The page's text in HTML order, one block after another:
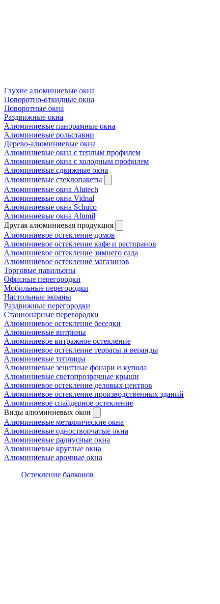
Глухие алюминиевые окна
Поворотно-откидные окна
Поворотные окна
Раздвижные окна
Алюминиевые панорамные окна
Алюминиевые рольставни
Дерево-алюминиевые окна
Алюминиевые окна с теплым профилем
Алюминиевые окна с холодным профилем
Алюминиевые сдвижные окна
Алюминиевые стеклопакеты
Алюминиевые окна Alutech
Алюминиевые окна Vidnal
Алюминиевые окна Schuco
Алюминиевые окна Alumil
Другая алюминиевая продукция
Алюминиевое остекление домов
Алюминиевое остекление кафе и ресторанов
Алюминиевое остекление зимнего сада
Алюминиевое остекление магазинов
Торговые павильоны
Офисные перегородки
Мобильные перегородки
Настольные экраны
Раздвижные перегородки
Стационарные перегородки
Алюминиевое остекление беседки
Алюминиевые витрины
Алюминиевое витражное остекление
Алюминиевое остекление террасы и веранды
Алюминиевые теплицы
Алюминиевые зенитные фонари и купола
Алюминиевые светопрозрачные крыши
Алюминиевое остекление деловых центров
Алюминиевое остекление производственных зданий
Алюминиевое спайдерное остекление
Виды алюминиевых окон
Алюминиевые металлические окна
Алюминиевые одностворчатые окна
Алюминиевые радиусные окна
Алюминиевые круглые окна
Алюминиевые арочные окна
Остекление балконов